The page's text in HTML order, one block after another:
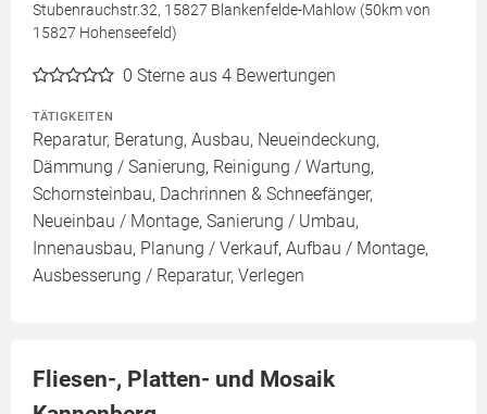
Stubenrauchstr.32, 15827 Blankenfelde-Mahlow (50km von
15827 Hohenseefeld)
0 Sterne aus 4 Bewertungen
TÄTIGKEITEN
Reparatur, Beratung, Ausbau, Neueindeckung,
Dämmung / Sanierung, Reinigung / Wartung,
Schornsteinbau, Dachrinnen & Schneefänger,
Neueinbau / Montage, Sanierung / Umbau,
Innenausbau, Planung / Verkauf, Aufbau / Montage,
Ausbesserung / Reparatur, Verlegen
Fliesen-, Platten- und Mosaik